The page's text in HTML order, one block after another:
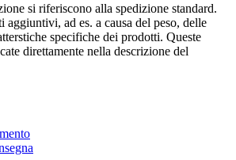
si riferiscono alla spedizione standard.
aggiuntivi, ad es. a causa del peso, delle
specifiche dei prodotti. Queste
direttamente nella descrizione del